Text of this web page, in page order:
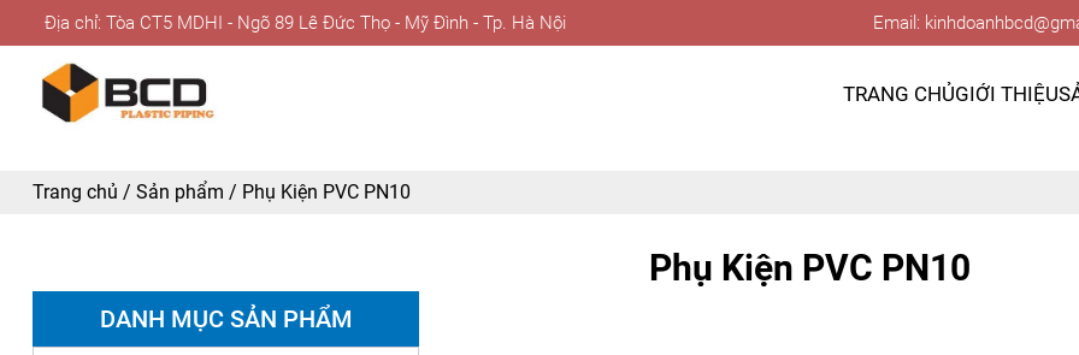
Địa chỉ: Tòa CT5 MDHI - Ngõ 89 Lê Đức Thọ - Mỹ Đình - Tp. Hà Nội Email:
TRANG CHỦGIỚI THIỆU
Trang chủ / Sản phẩm / Phụ Kiện PVC PN10
Phụ Kiện PVC PN10
DANH MỤC SẢN PHẨM